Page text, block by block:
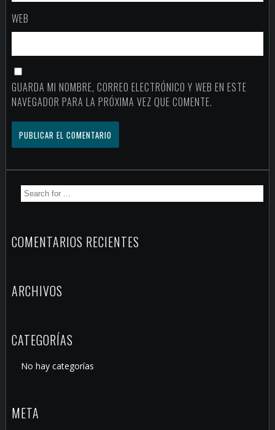
WEB
GUARDA MI NOMBRE, CORREO ELECTRÓNICO Y WEB EN ESTE
NAVEGADOR PARA LA PRÓXIMA VEZ QUE COMENTE.
COMENTARIOS RECIENTES
ARCHIVOS
CATEGORÍAS
No hay categorías
META